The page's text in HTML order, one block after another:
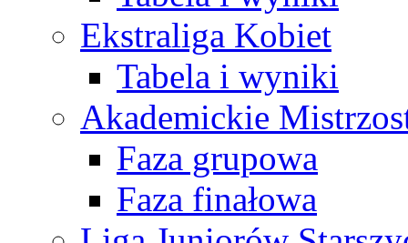
Ekstraliga Kobiet
Tabela i wyniki
Akademickie
Faza grupowa
Faza finałowa